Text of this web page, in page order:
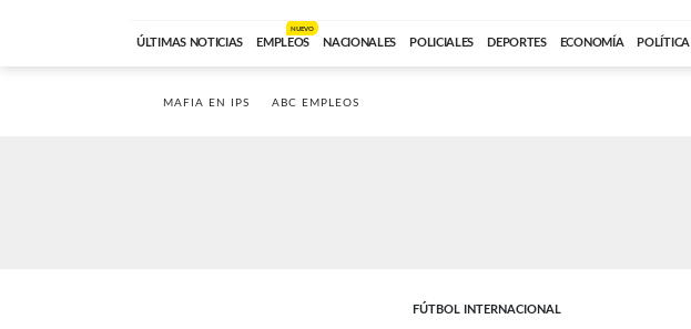
ÚLTIMAS NOTICIAS EMPLEOS
NUEVO
NACIONALES POLICIALES DEPORTES ECONOMÍA POLÍTICA
MAFIA EN IPS ABC EMPLEOS
FÚTBOL INTERNACIONAL